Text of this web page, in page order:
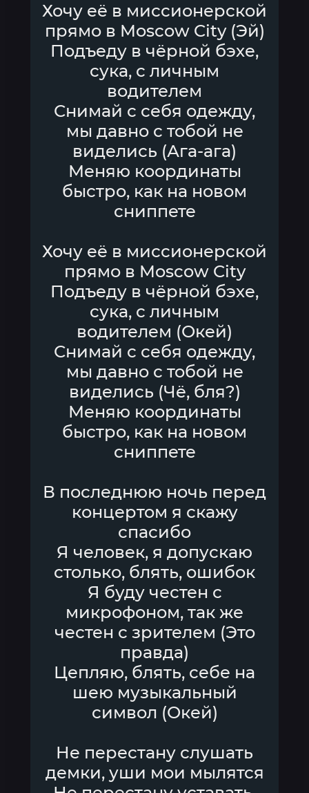
Хочу её в миссионерской
прямо в Moscow City (Эй)
Подъеду в чёрной бэхе,
сука, с личным
водителем
Снимай с себя одежду,
мы давно с тобой не
виделись (Ага-ага)
Меняю координаты
быстро, как на новом
сниппете
Хочу её в миссионерской
прямо в Moscow City
Подъеду в чёрной бэхе,
сука, с личным
водителем (Окей)
Снимай с себя одежду,
мы давно с тобой не
виделись (Чё, бля?)
Меняю координаты
быстро, как на новом
сниппете
В последнюю ночь перед
концертом я скажу
спасибо
Я человек, я допускаю
столько, блять, ошибок
Я буду честен с
микрофоном, так же
честен с зрителем (Это
правда)
Цепляю, блять, себе на
шею музыкальный
символ (Окей)
Не перестану слушать
демки, уши мои мылятся